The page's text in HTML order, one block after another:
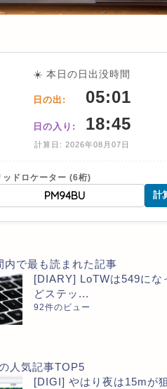
☀️ 本日の日出没時間
日の出: 05:01
日の入り: 18:45
計算日: 2026年08月07日
ッドロケーター (6桁)
計
内で最も読まれた記事
[DIARY] LoTWは549にな
どステッ...
92件のビュー
人気記事TOP5
[DIGI] やはり夜は15mが